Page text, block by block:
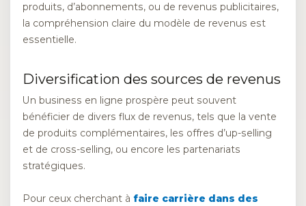
produits, d’abonnements, ou de revenus publicitaires,
la compréhension claire du modèle de revenus est
essentielle.
Diversification des sources de revenus
Un business en ligne prospère peut souvent
bénéficier de divers flux de revenus, tels que la vente
de produits complémentaires, les offres d’up-selling
et de cross-selling, ou encore les partenariats
stratégiques.
Pour ceux cherchant à faire carrière dans des